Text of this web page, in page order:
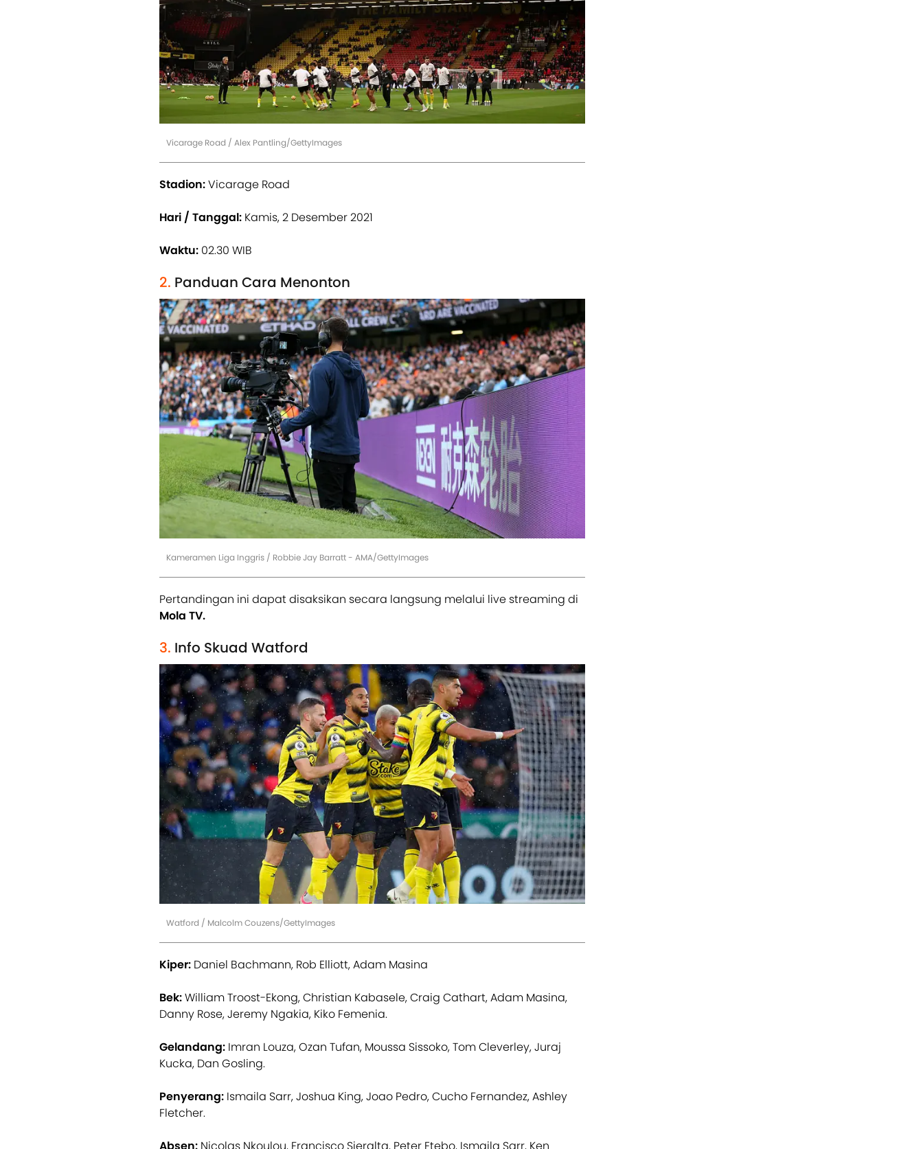
Vicarage Road / Alex Pantling/GettyImages
Stadion:Vicarage Road
Hari / Tanggal: Kamis, 2 Desember 2021
Waktu: 02.30 WIB
2. Panduan Cara Menonton
Kameramen Liga Inggris / Robbie Jay Barratt - AMA/GettyImages
Pertandingan ini dapat disaksikan secara langsung melalui live streaming di
Mola TV.
3. Info Skuad Watford
Watford / Malcolm Couzens/GettyImages
Kiper: Daniel Bachmann, Rob Elliott, Adam Masina
Bek:William Troost-Ekong, Christian Kabasele, Craig Cathart, Adam Masina,
Danny Rose, Jeremy Ngakia, Kiko Femenia.
Gelandang: Imran Louza, Ozan Tufan, Moussa Sissoko, Tom Cleverley, Juraj
Kucka, Dan Gosling.
Penyerang: Ismaila Sarr, Joshua King, Joao Pedro, Cucho Fernandez, Ashley
Fletcher.
Absen: Nicolas Nkoulou, Francisco Sieralta, Peter Etebo, Ismaila Sarr, Ken